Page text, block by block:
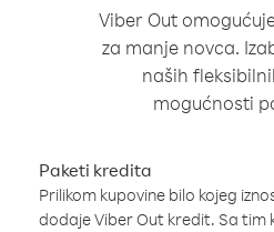
Viber Out
za manje novca.
naših
mogućnosti
Paketi kredita
Prilikom kupovine bilo kojeg
dodaje Viber Out kredit. Sa tim